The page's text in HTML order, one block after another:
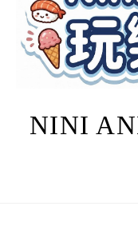
NINI